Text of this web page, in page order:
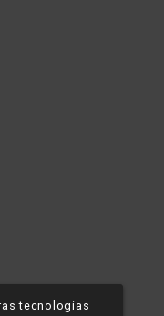
tecnologias